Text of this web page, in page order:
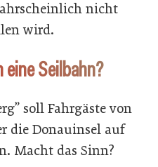
nicht
wird.
Seilbahn?
soll Fahrgäste von
die Donauinsel auf
Macht das Sinn?